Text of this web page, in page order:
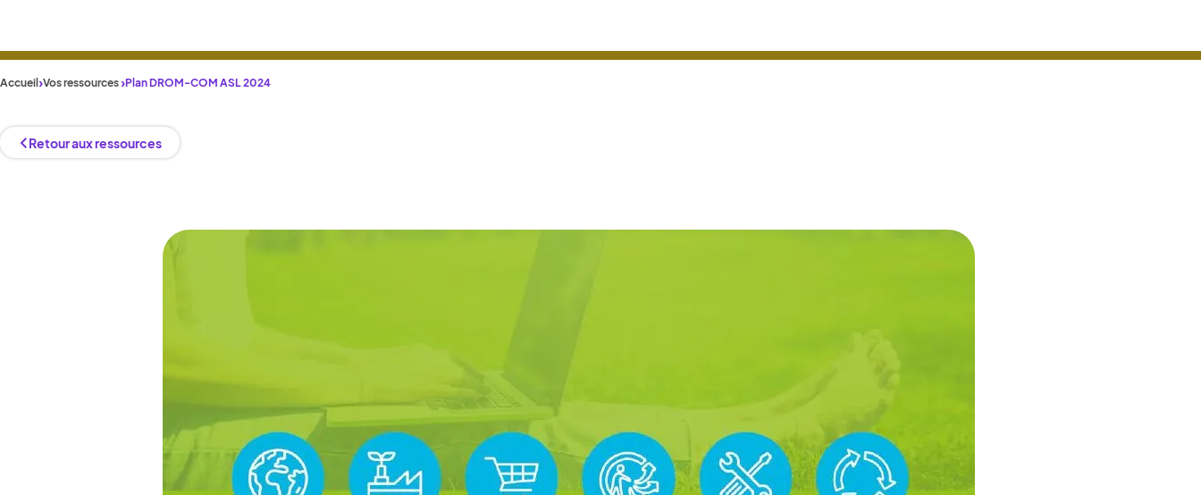
Accueil Vos ressources Plan DROM-COM ASL 2024
Retour aux ressources